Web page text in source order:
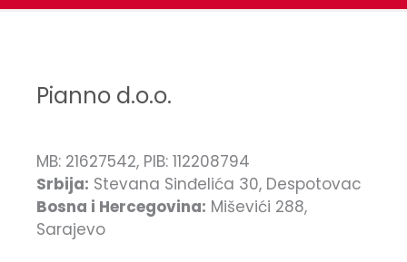
Pianno d.o.o.
MB: 21627542, PIB: 112208794
Srbija: Stevana Sinđelića 30, Despotovac
Bosna i Hercegovina: Miševići 288,
Sarajevo